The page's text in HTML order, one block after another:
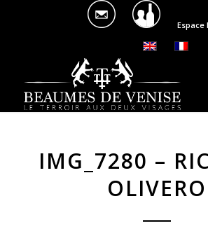
Espace
IMG_7280 –
OLIVERO